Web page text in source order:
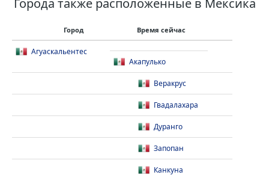
Города также расположенные в Мексика
Город Время сейчас
Агуаскальентес
Акапулько
Веракрус
Гвадалахара
Дуранго
Запопан
Канкуна